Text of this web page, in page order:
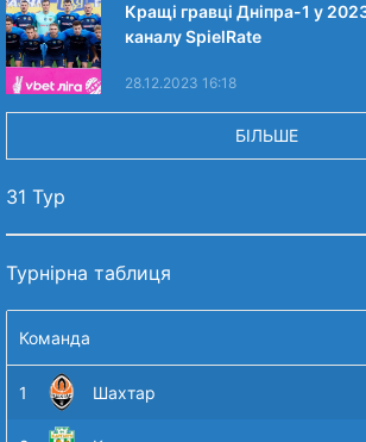
Кращі гравці Дніпра-1 у
каналу SpielRate
28.12.2023 16:18
БІЛЬШЕ
31 Тур
Турнірна таблиця
Команда
1 Шахтар